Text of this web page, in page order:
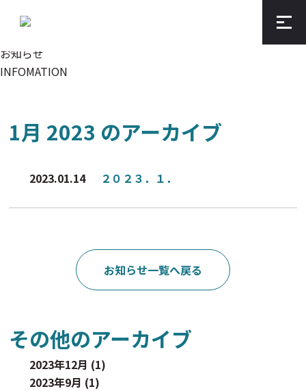
Skip
to
Skip
to
お知らせ
INFOMATION
1月 2023 のアーカイブ
2023.01.14 ２０２３．１．
お知らせ一覧へ戻る
その他のアーカイブ
2023年12月 (1)
2023年9月 (1)